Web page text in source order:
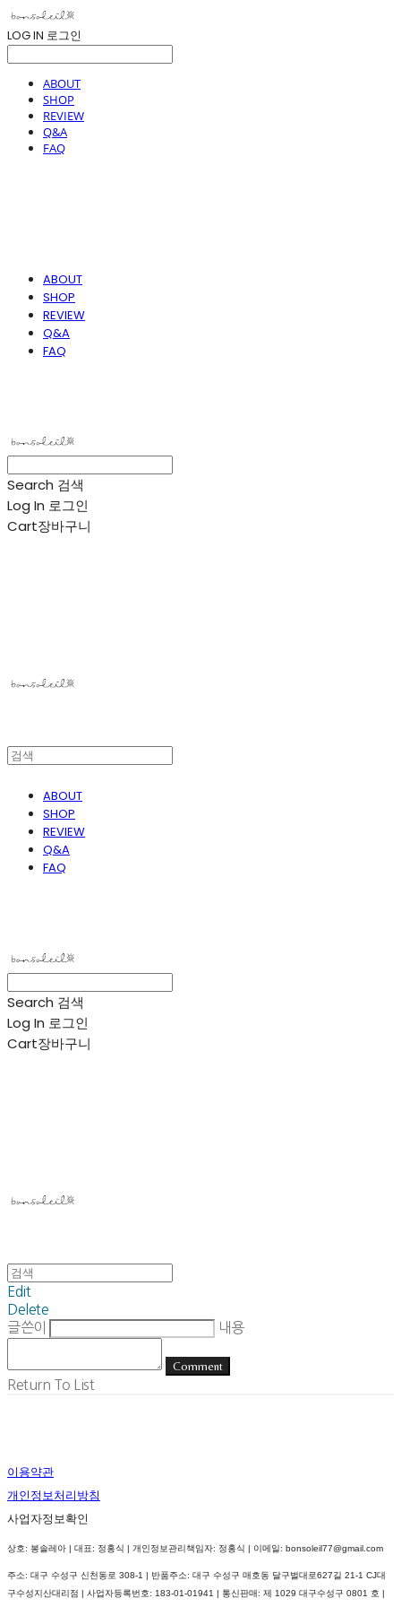
LOG IN 로그인
ABOUT
SHOP
REVIEW
Q&A
FAQ
ABOUT
SHOP
REVIEW
Q&A
FAQ
Search 검색
Log In 로그인
Cart장바구니
ABOUT
SHOP
REVIEW
Q&A
FAQ
Search 검색
Log In 로그인
Cart장바구니
Edit
Delete
글쓴이
내용
Comment
Return To List
이용약관
개인정보처리방침
사업자정보확인
상호: 봉솔레아 | 대표: 정홍식 | 개인정보관리책임자: 정홍식 | 이메일: bonsoleil77@gmail.com
주소: 대구 수성구 신천동로 308-1 | 반품주소: 대구 수성구 매호동 달구벌대로627길 21-1 CJ대
구수성지산대리점 | 사업자등록번호: 183-01-01941 | 통신판매: 제 1029 대구수성구 0801 호 |